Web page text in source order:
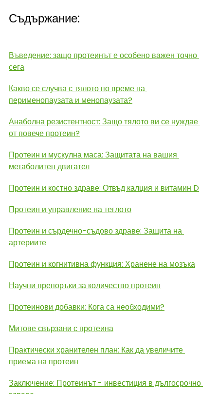
Съдържание:
Въведение: защо протеинът е особено важен точно
сега
Какво се случва с тялото по време на
перименопаузата и менопаузата?
Анаболна резистентност: Защо тялото ви се нуждае
от повече протеин?
Протеин и мускулна маса: Защитата на вашия
метаболитен двигател
Протеин и костно здраве: Отвъд калция и витамин D
Протеин и управление на теглото
Протеин и сърдечно-съдово здраве: Защита на
артериите
Протеин и когнитивна функция: Хранене на мозъка
Научни препоръки за количество протеин
Протеинови добавки: Кога са необходими?
Митове свързани с протеина
Практически хранителен план: Как да увеличите
приема на протеин
Заключение: Протеинът - инвестиция в дългосрочно